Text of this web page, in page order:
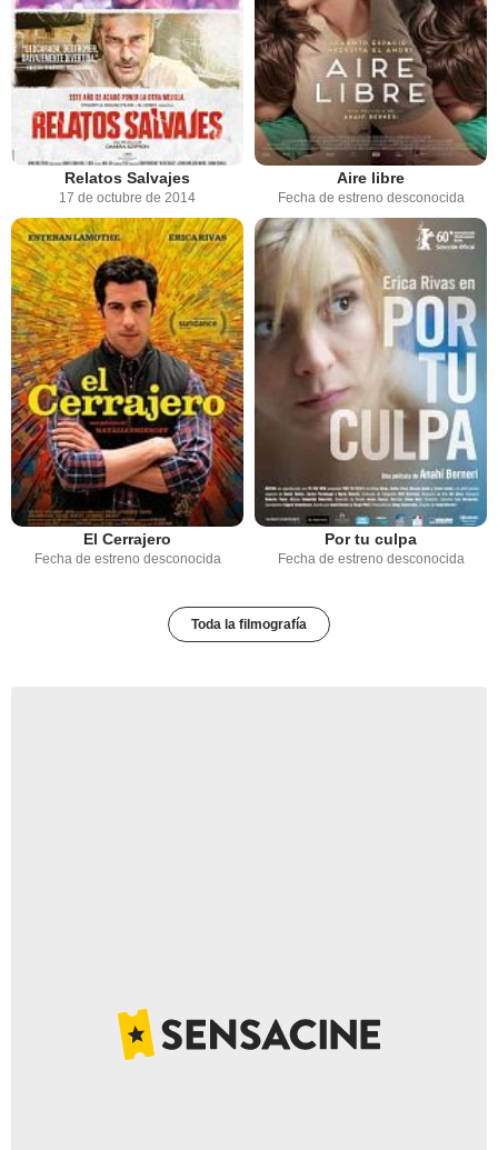
Relatos Salvajes
17 de octubre de 2014
Aire libre
Fecha de estreno desconocida
El Cerrajero
Fecha de estreno desconocida
Por tu culpa
Fecha de estreno desconocida
Toda la filmografía